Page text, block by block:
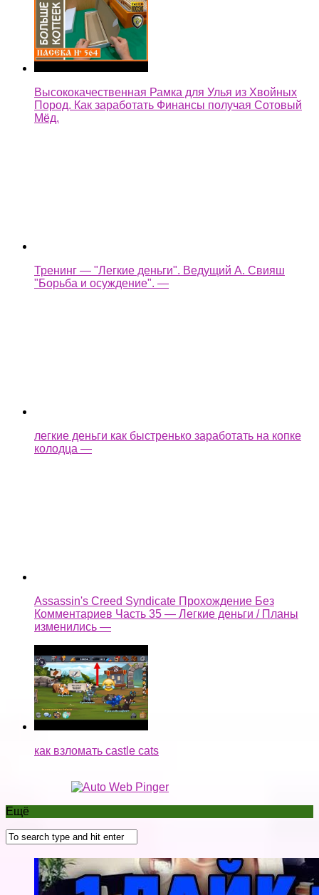
Высококачественная Рамка для Улья из Хвойных
Пород. Как заработать Финансы получая Сотовый
Мёд.
Тренинг — "Легкие деньги". Ведущий А. Свияш
"Борьба и осуждение". —
НЕ ЗНАЕШЬ КАК ЗАРАБОТАТЬ В ВК?ПРОСТО
ПОСМОТРИ ЭТО! ЗАРАБОТОК НА ЛАЙКАХ!